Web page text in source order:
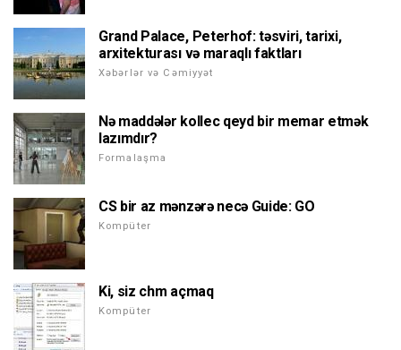
Grand Palace, Peterhof: təsviri, tarixi,
arxitekturası və maraqlı faktları
Xəbərlər və Cəmiyyət
Nə maddələr kollec qeyd bir memar etmək
lazımdır?
Formalaşma
CS bir az mənzərə necə Guide: GO
Kompüter
Ki, siz chm açmaq
Kompüter